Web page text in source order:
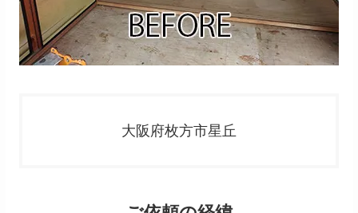
大阪府枚方市星丘